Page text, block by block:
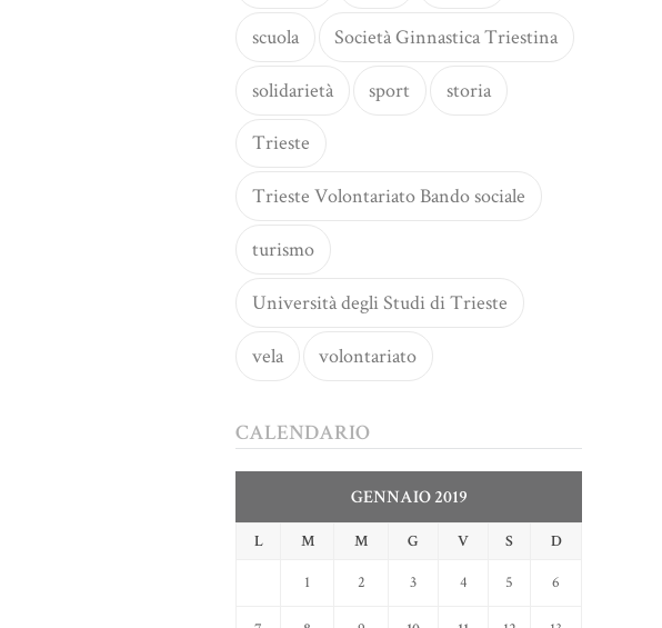
scuola Società Ginnastica Triestina
solidarietà sport storia
Trieste
Trieste Volontariato Bando sociale
turismo
Università degli Studi di Trieste
vela volontariato
CALENDARIO
GENNAIO 2019
L M M G V S D
1 2 3 4 5 6